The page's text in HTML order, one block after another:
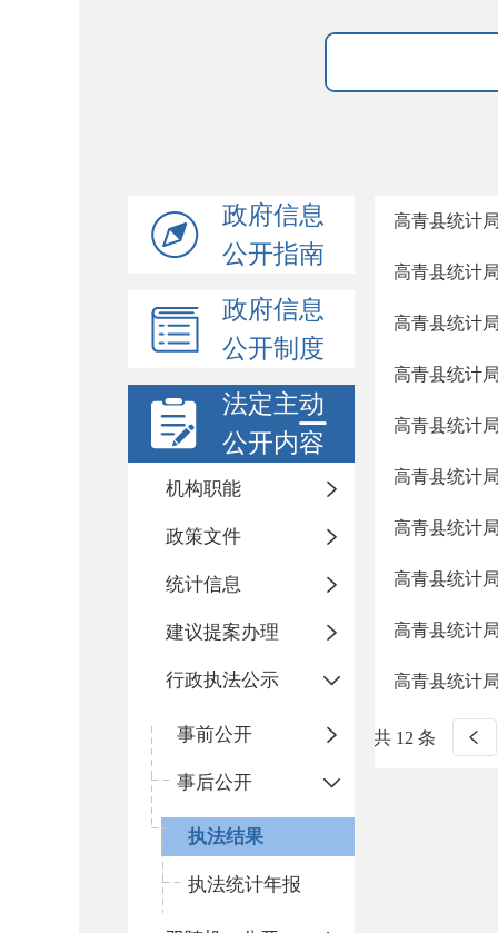
政府信息
公开指南
政府信息
公开制度
法定主动
公开内容
机构职能
政策文件
统计信息
建议提案办理
行政执法公示
事前公开
事后公开
执法结果
执法统计年报
高青县统计
高青县统计
高青县统计
高青县统计
高青县统计
高青县统计
高青县统计
高青县统计
高青县统计
高青县统计
共 12 条